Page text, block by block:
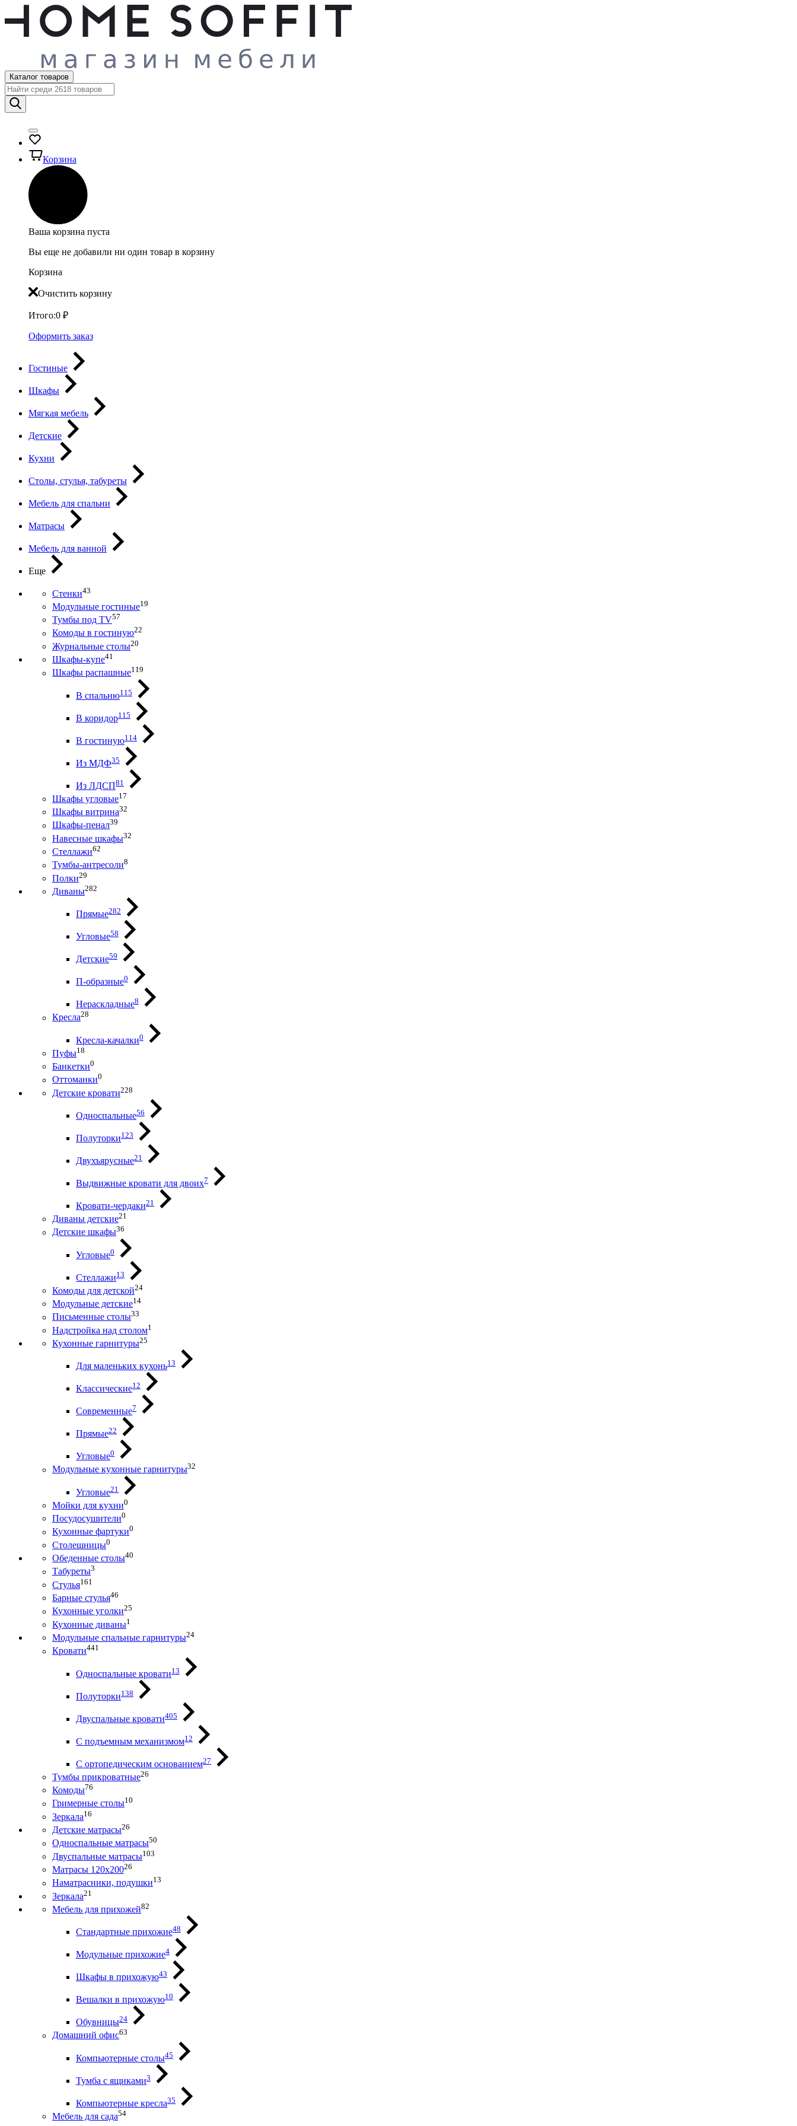
Каталог товаров
Корзина
Ваша корзина пуста
Вы еще не добавили ни один товар в корзину
Корзина
Очистить корзину
Итого:0 ₽
Оформить заказ
Гостиные
Шкафы
Мягкая мебель
Детские
Кухни
Столы, стулья, табуреты
Мебель для спальни
Матрасы
Мебель для ванной
Еще
Стенки43
Модульные гостиные19
Тумбы под ТV57
Комоды в гостиную22
Журнальные столы20
Шкафы-купе41
Шкафы распашные119
В спальню115
В коридор115
В гостиную114
Из МДФ35
Из ЛДСП81
Шкафы угловые17
Шкафы витрина32
Шкафы-пенал39
Навесные шкафы32
Стеллажи62
Тумбы-антресоли8
Полки29
Диваны282
Прямые282
Угловые58
Детские59
П-образные0
Нераскладные8
Кресла28
Кресла-качалки0
Пуфы18
Банкетки0
Оттоманки0
Детские кровати228
Односпальные56
Полуторки123
Двухъярусные21
Выдвижные кровати для двоих7
Кровати-чердаки21
Диваны детские21
Детские шкафы36
Угловые0
Стеллажи13
Комоды для детской24
Модульные детские14
Письменные столы33
Надстройка над столом1
Кухонные гарнитуры25
Для маленьких кухонь13
Классические12
Современные7
Прямые22
Угловые0
Модульные кухонные гарнитуры32
Угловые21
Мойки для кухни0
Посудосушители0
Кухонные фартуки0
Столешницы0
Обеденные столы40
Табуреты3
Стулья161
Барные стулья46
Кухонные уголки25
Кухонные диваны1
Модульные спальные гарнитуры24
Кровати441
Односпальные кровати13
Полуторки138
Двуспальные кровати405
С подъемным механизмом12
С ортопедическим основанием27
Тумбы прикроватные26
Комоды76
Гримерные столы10
Зеркала16
Детские матрасы26
Односпальные матрасы50
Двуспальные матрасы103
Матрасы 120х20026
Наматрасники, подушки13
Зеркала21
Мебель для прихожей82
Стандартные прихожие48
Модульные прихожие4
Шкафы в прихожую43
Вешалки в прихожую10
Обувницы24
Домашний офис63
Компьютерные столы45
Тумба с ящиками3
Компьютерные кресла35
Мебель для сада54